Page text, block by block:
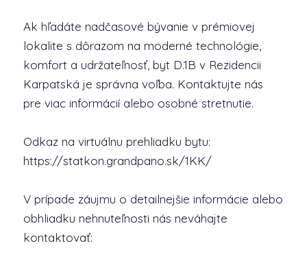
Ak hľadáte nadčasové bývanie v prémiovej
lokalite s dôrazom na moderné technológie,
komfort a udržateľnosť, byt D.1B v Rezidencii
Karpatská je správna voľba. Kontaktujte nás
pre viac informácií alebo osobné stretnutie.
Odkaz na virtuálnu prehliadku bytu:
https://statkon.grandpano.sk/1KK/
V prípade záujmu o detailnejšie informácie alebo
obhliadku nehnuteľnosti nás neváhajte
kontaktovať: